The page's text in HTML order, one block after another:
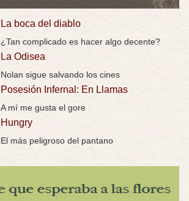
La boca del diablo
¿Tan complicado es hacer algo decente?
La Odisea
Nolan sigue salvando los cines
Posesión Infernal: En Llamas
A mí me gusta el gore
Hungry
El más peligroso del pantano